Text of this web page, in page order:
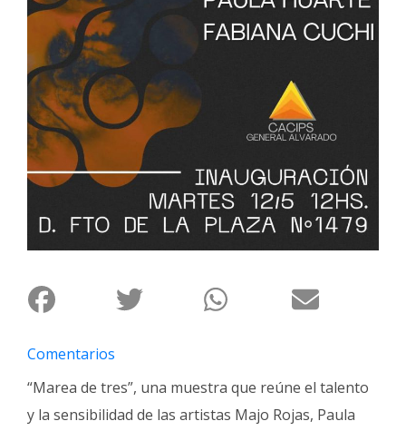
Espectáculos
Policiales
Cartelera
Fotos
de
Clasificados
Comentarios
“Marea de tres”, una muestra que reúne el talento
y la sensibilidad de las artistas Majo Rojas, Paula